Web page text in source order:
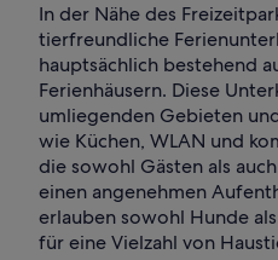
In der Nähe des
tierfreundliche
hauptsächlich bestehend
Ferienhäusern. Diese
umliegenden Gebieten
wie Küchen, WLAN und
die sowohl Gästen als
einen angenehmen
erlauben sowohl Hunde
für eine Vielzahl von